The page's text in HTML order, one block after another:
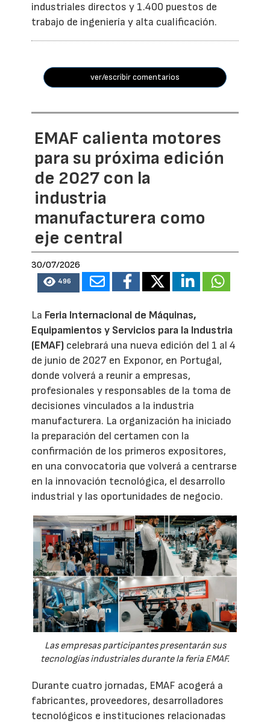
industriales directos y 1.400 puestos de
trabajo de ingeniería y alta cualificación.
ver/escribir comentarios
EMAF calienta motores
para su próxima edición
de 2027 con la
industria
manufacturera como
eje central
30/07/2026
496
La Feria Internacional de Máquinas,
Equipamientos y Servicios para la Industria
(EMAF) celebrará una nueva edición del 1 al 4
de junio de 2027 en Exponor, en Portugal,
donde volverá a reunir a empresas,
profesionales y responsables de la toma de
decisiones vinculados a la industria
manufacturera. La organización ha iniciado
la preparación del certamen con la
confirmación de los primeros expositores,
en una convocatoria que volverá a centrarse
en la innovación tecnológica, el desarrollo
industrial y las oportunidades de negocio.
Las empresas participantes presentarán sus
tecnologías industriales durante la feria EMAF.
Durante cuatro jornadas, EMAF acogerá a
fabricantes, proveedores, desarrolladores
tecnológicos e instituciones relacionadas